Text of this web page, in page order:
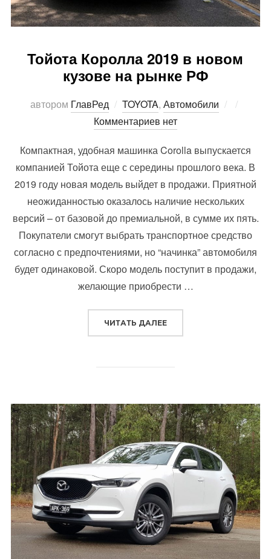
Тойота Королла 2019 в новом
кузове на рынке РФ
автором ГлавРед TOYOTA, Автомобили
Комментариев нет
Компактная, удобная машинка Corolla выпускается
компанией Тойота еще с середины прошлого века. В
2019 году новая модель выйдет в продажи. Приятной
неожиданностью оказалось наличие нескольких
версий – от базовой до премиальной, в сумме их пять.
Покупатели смогут выбрать транспортное средство
согласно с предпочтениями, но “начинка” автомобиля
будет одинаковой. Скоро модель поступит в продажи,
желающие приобрести …
ЧИТАТЬ ДАЛЕЕ“ТОЙОТА КОРОЛЛА